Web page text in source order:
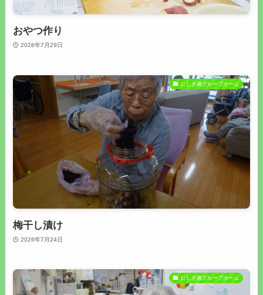
おやつ作り
2026年7月29日
にしき園グループホーム
梅干し漬け
2026年7月24日
にしき園グループホーム